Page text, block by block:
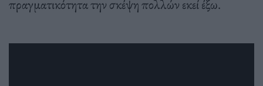
πραγματικότητα την σκέψη πολλών εκεί έξω.